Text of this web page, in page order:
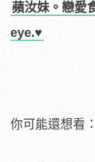
蘋汝妹。戀愛
eye.♥
你可能還想看：